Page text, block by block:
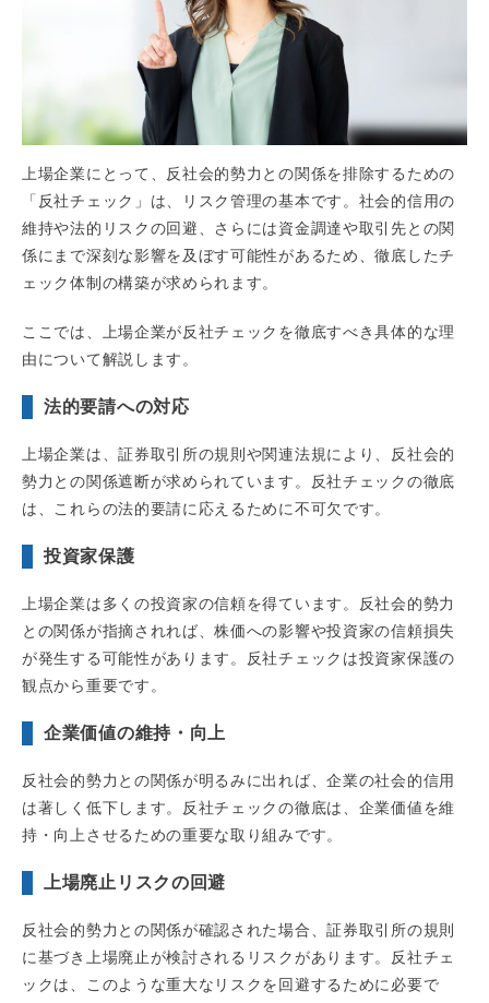
上場企業にとって、反社会的勢力との関係を排除するための
「反社チェック」は、リスク管理の基本です。社会的信用の
維持や法的リスクの回避、さらには資金調達や取引先との関
係にまで深刻な影響を及ぼす可能性があるため、徹底したチ
ェック体制の構築が求められます。
ここでは、上場企業が反社チェックを徹底すべき具体的な理
由について解説します。
法的要請への対応
上場企業は、証券取引所の規則や関連法規により、反社会的
勢力との関係遮断が求められています。反社チェックの徹底
は、これらの法的要請に応えるために不可欠です。
投資家保護
上場企業は多くの投資家の信頼を得ています。反社会的勢力
との関係が指摘されれば、株価への影響や投資家の信頼損失
が発生する可能性があります。反社チェックは投資家保護の
観点から重要です。
企業価値の維持・向上
反社会的勢力との関係が明るみに出れば、企業の社会的信用
は著しく低下します。反社チェックの徹底は、企業価値を維
持・向上させるための重要な取り組みです。
上場廃止リスクの回避
反社会的勢力との関係が確認された場合、証券取引所の規則
に基づき上場廃止が検討されるリスクがあります。反社チェ
ックは、このような重大なリスクを回避するために必要で